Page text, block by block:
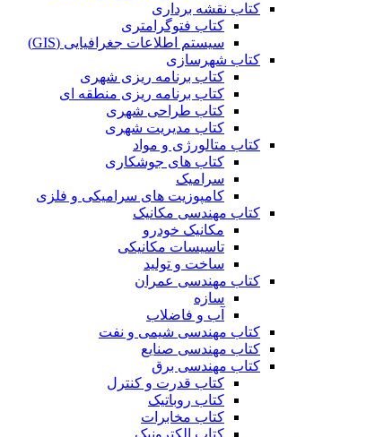
کتاب نقشه برداری
کتاب فتوگرامتری
سیستم اطلاعات جغرافیایی (GIS)
کتاب شهرسازی
کتاب برنامه ریزی شهری
کتاب برنامه ریزی منطقه ای
کتاب طراحی شهری
کتاب مدیریت شهری
کتاب متالورژی و مواد
کتاب های جوشکاری
سرامیک
کامپوزیت های سرامیکی و فلزی
کتاب مهندسی مکانیک
مکانیک خودرو
تاسیسات مکانیکی
ساخت و تولید
کتاب مهندسی عمران
سازه
آب و فاضلاب
کتاب مهندسی شیمی و نفت
کتاب مهندسی صنایع
کتاب مهندسی برق
کتاب قدرت و کنترل
کتاب روباتیک
کتاب مخابرات
کتاب الکترونیک